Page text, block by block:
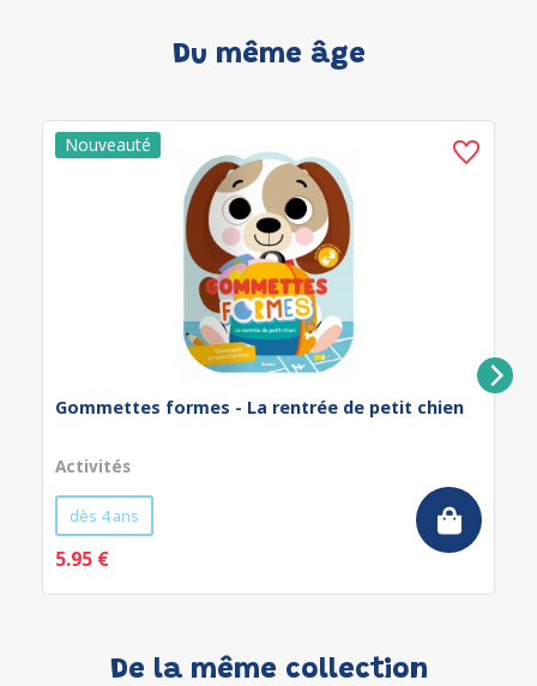
Du même âge
Gommettes formes - La rentrée de petit chien
Activités
dès 4 ans
5.95 €
De la même collection